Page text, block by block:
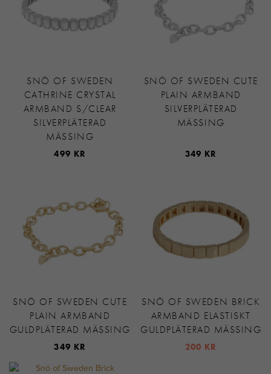
SNÖ OF SWEDEN
CATHRINE CRYSTAL
ARMBAND S/CLEAR
SILVERPLÄTERAD
MÄSSING
499 KR
SNÖ OF SWEDEN CUTE
PLAIN ARMBAND
SILVERPLÄTERAD
MÄSSING
349 KR
SNÖ OF SWEDEN CUTE
PLAIN ARMBAND
GULDPLÄTERAD MÄSSING
349 KR
SNÖ OF SWEDEN BRICK
ARMBAND ELASTISKT
GULDPLÄTERAD MÄSSING
200 KR